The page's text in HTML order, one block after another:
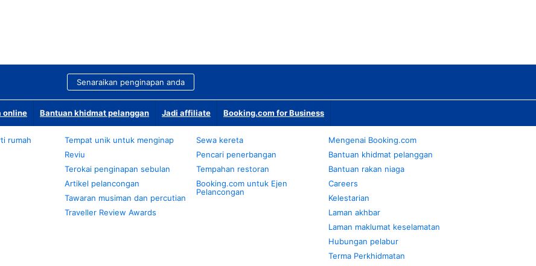
Senaraikan penginapan anda
online Bantuan khidmat pelanggan Jadi affiliate Booking.com for Business
rumah
Tempat unik untuk menginap
Reviu
Terokai penginapan sebulan
Artikel pelancongan
Tawaran musiman dan percutian
Traveller Review Awards
Sewa kereta
Pencari penerbangan
Tempahan restoran
Booking.com untuk Ejen
Pelancongan
Mengenai Booking.com
Bantuan khidmat pelanggan
Bantuan rakan niaga
Careers
Kelestarian
Laman akhbar
Laman maklumat keselamatan
Hubungan pelabur
Terma Perkhidmatan